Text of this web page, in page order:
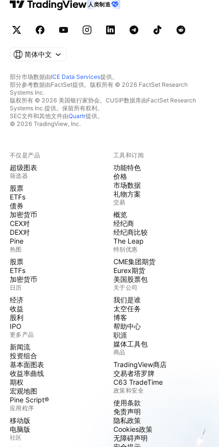
人类制造
简体中文
部分市场数据由ICE Data Services提供。
部分参考数据由FactSet提供。版权所有 © 2026 FactSet Research
Systems Inc.
版权所有 © 2026 美国银行家协会。CUSIP数据库由FactSet Research
Systems Inc.提供。保留所有权利。
SEC文件和其他文件由Quartr提供。
© 2026 TradingView, Inc.
不仅是产品
超级图表
筛选器
股票
ETFs
债券
加密货币
CEX对
DEX对
Pine
热图
股票
ETFs
加密货币
日历
经济
收益
股利
IPO
更多产品
新闻流
投资组合
基本面图表
收益率曲线
期权
宏观地图
Pine Script®
应用程序
移动版
电脑版
社区
工具和订阅
功能特色
价格
市场数据
礼物方案
交易
概览
经纪商
经纪商比较
The Leap
特别优惠
CME集团期货
Eurex期货
美国股票包
关于公司
我们是谁
太空任务
博客
帮助中心
职涯
媒体工具包
商品
TradingView商店
交易者塔罗牌
C63 TradeTime
政策和安全
使用条款
免责声明
隐私政策
Cookies政策
无障碍声明